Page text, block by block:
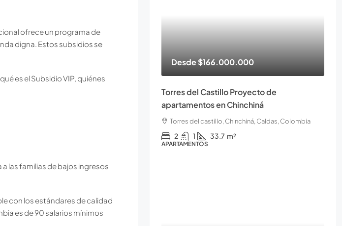
ofrece un programa de
digna. Estos subsidios se
es el Subsidio VIP, quiénes
las familias de bajos ingresos
con los estándares de calidad
es de 90 salarios mínimos
Desde$166.000.000
Torres del Castillo Proyecto de
apartamentos en Chinchiná
Torres del castillo, Chinchiná, Caldas, Colombia
2 1 33.7 m²
APARTAMENTOS